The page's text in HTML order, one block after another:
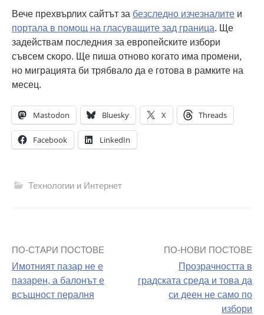
Вече прехвърлих сайтът за безследно изчезналите и
портала в помощ на гласуващите зад граница. Ще
задействам последния за европейските избори
съвсем скоро. Ще пиша отново когато има промени,
но миграцията би трябвало да е готова в рамките на
месец.
Mastodon Bluesky X Threads
Facebook LinkedIn
Технологии и Интернет
Навигация
на
поста
ПО-СТАРИ ПОСТОВЕ
Имотният пазар не е
пазарен, а балонът е
всъщност пералня
ПО-НОВИ ПОСТОВЕ
Прозрачността в
градската среда и това да
си деен не само по
избори